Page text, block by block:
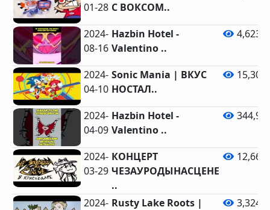
01-28 С ВОКСОМ..
2024-
08-16
Hazbin Hotel -
Valentino ..
4,623
2024-
04-10
Sonic Mania | ВКУС
НОСТАЛ..
15,306
2024-
04-09
Hazbin Hotel -
Valentino ..
2024-
03-29
КОНЦЕРТ
ЧЕЗАУРОДЫНАСЦЕНЕ
..
12,660
2024- Rusty Lake Roots |
3,324